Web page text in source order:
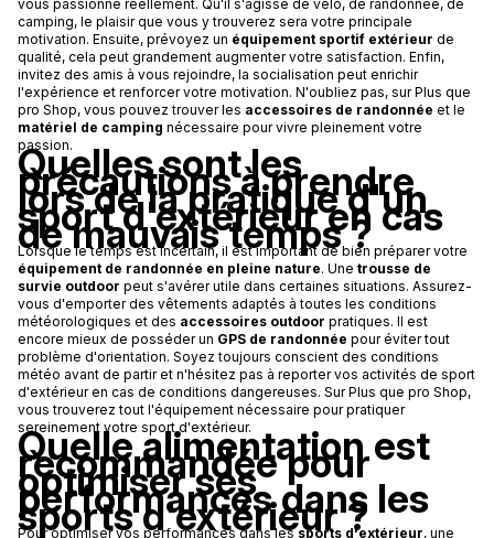
vous passionne réellement. Qu'il s'agisse de vélo, de randonnée, de
camping, le plaisir que vous y trouverez sera votre principale
motivation. Ensuite, prévoyez un équipement sportif extérieur de
qualité, cela peut grandement augmenter votre satisfaction. Enfin,
invitez des amis à vous rejoindre, la socialisation peut enrichir
l'expérience et renforcer votre motivation. N'oubliez pas, sur Plus que
pro Shop, vous pouvez trouver les accessoires de randonnée et le
matériel de camping nécessaire pour vivre pleinement votre
passion.
Quelles sont les
précautions à prendre
lors de la pratique d'un
sport d'extérieur en cas
de mauvais temps ?
Lorsque le temps est incertain, il est important de bien préparer votre
équipement de randonnée en pleine nature. Une trousse de
survie outdoor peut s'avérer utile dans certaines situations. Assurez-
vous d'emporter des vêtements adaptés à toutes les conditions
météorologiques et des accessoires outdoor pratiques. Il est
encore mieux de posséder un GPS de randonnée pour éviter tout
problème d'orientation. Soyez toujours conscient des conditions
météo avant de partir et n'hésitez pas à reporter vos activités de sport
d'extérieur en cas de conditions dangereuses. Sur Plus que pro Shop,
vous trouverez tout l'équipement nécessaire pour pratiquer
sereinement votre sport d'extérieur.
Quelle alimentation est
recommandée pour
optimiser ses
performances dans les
sports d'extérieur ?
Pour optimiser vos performances dans lessports d'extérieur, une